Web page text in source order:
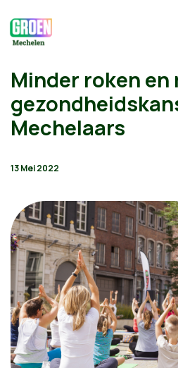
Minder roken en
Mechelaars
13 Mei 2022